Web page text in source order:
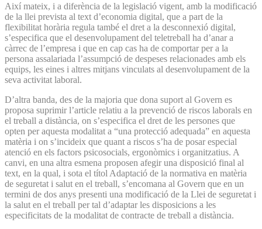
Així mateix, i a diferència de la legislació vigent, amb la modificació
de la llei prevista al text d’economia digital, que a part de la
flexibilitat horària regula també el dret a la desconnexió digital,
s’especifica que el desenvolupament del teletreball ha d’anar a
càrrec de l’empresa i que en cap cas ha de comportar per a la
persona assalariada l’assumpció de despeses relacionades amb els
equips, les eines i altres mitjans vinculats al desenvolupament de la
seva activitat laboral.
D’altra banda, des de la majoria que dona suport al Govern es
proposa suprimir l’article relatiu a la prevenció de riscos laborals en
el treball a distància, on s’especifica el dret de les persones que
opten per aquesta modalitat a “una protecció adequada” en aquesta
matèria i on s’incideix que quant a riscos s’ha de posar especial
atenció en els factors psicosocials, ergonòmics i organitzatius. A
canvi, en una altra esmena proposen afegir una disposició final al
text, en la qual, i sota el títol Adaptació de la normativa en matèria
de seguretat i salut en el treball, s’encomana al Govern que en un
termini de dos anys presenti una modificació de la Llei de seguretat i
la salut en el treball per tal d’adaptar les disposicions a les
especificitats de la modalitat de contracte de treball a distància.